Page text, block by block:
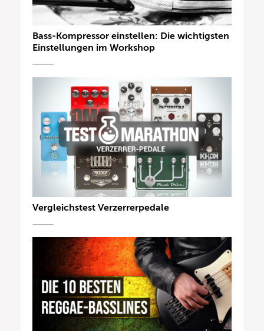
Bass-Kompressor einstellen: Die wichtigsten
Einstellungen im Workshop
Vergleichstest Verzerrerpedale